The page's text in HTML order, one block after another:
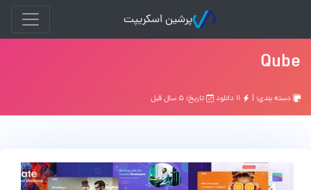
پرشین اسکریپت
Qube
دسته بندی: | تاریخ: ۵ سال قبل